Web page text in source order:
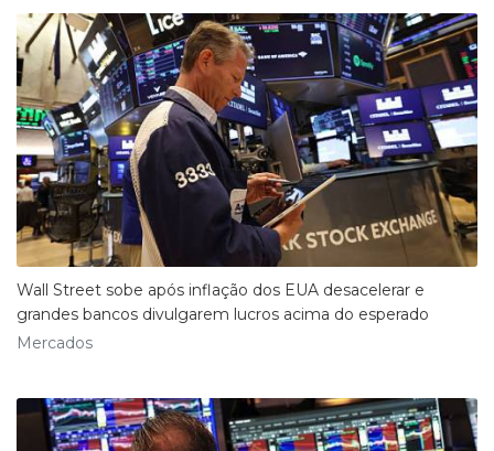
Wall Street sobe após inflação dos EUA desacelerar e
grandes bancos divulgarem lucros acima do esperado
Mercados